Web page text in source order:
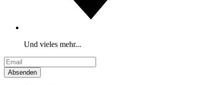
Und vieles mehr...
Absenden